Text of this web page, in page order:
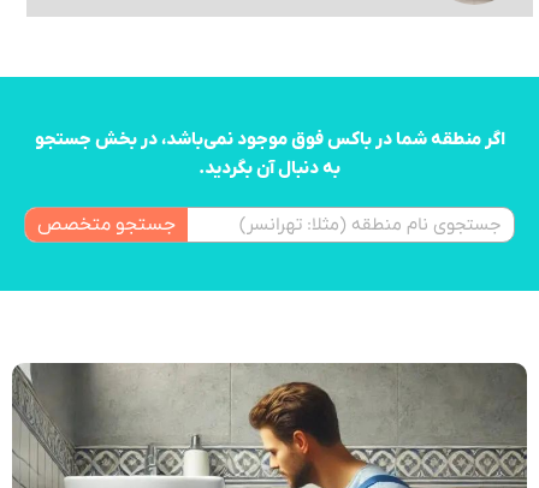
اگر منطقه شما در باکس فوق موجود نمی‌باشد، در بخش جستجو
به دنبال آن بگردید.
جستجو متخصص